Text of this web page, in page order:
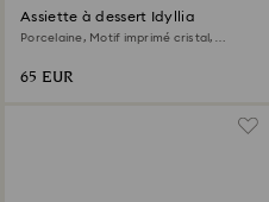
Assiette à dessert Idyllia
Porcelaine, Motif imprimé cristal,
65 EUR